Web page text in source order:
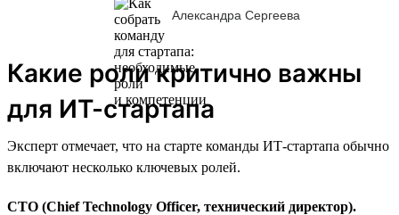
Александра Сергеева
Какие роли критично важны
для ИТ-стартапа
Эксперт отмечает, что на старте команды ИТ-стартапа обычно
включают несколько ключевых ролей.
CTO (Chief Technology Officer, технический директор).